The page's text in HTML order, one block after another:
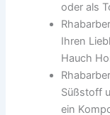
oder als
Ihren
Hauch
Süßstoff
ein